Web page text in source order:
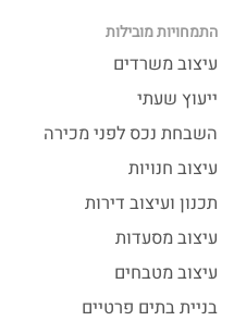
התמחויות מובילות
עיצוב משרדים
ייעוץ שעתי
השבחת נכס לפני מכירה
עיצוב חנויות
תכנון ועיצוב דירות
עיצוב מסעדות
עיצוב מטבחים
בניית בתים פרטיים